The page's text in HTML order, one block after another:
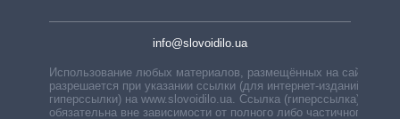
info@slovoidilo.ua
Использование любых материалов, размещённых на сайте,
разрешается при указании ссылки (для интернет-изданий —
гиперссылки) на www.slovoidilo.ua. Ссылка (гиперссылка)
обязательна вне зависимости от полного либо частичного